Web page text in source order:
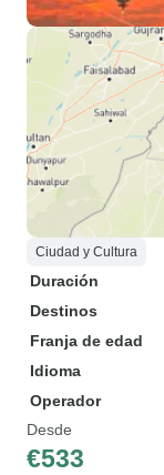
Ciudad y Cultura
Duración
Destinos
Franja de edad
Idioma
Operador
Desde
€533